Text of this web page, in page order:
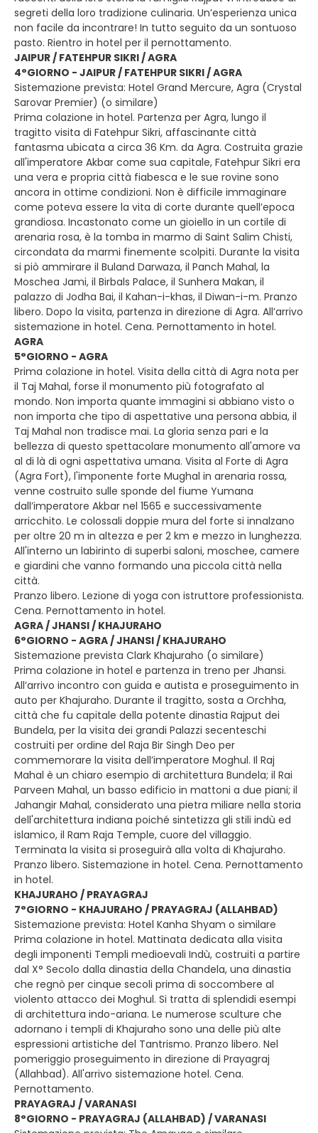
segreti della loro tradizione culinaria. Un’esperienza unica
non facile da incontrare! In tutto seguito da un sontuoso
pasto. Rientro in hotel per il pernottamento.
JAIPUR / FATEHPUR SIKRI / AGRA
4°GIORNO - JAIPUR / FATEHPUR SIKRI / AGRA
Sistemazione prevista: Hotel Grand Mercure, Agra (Crystal
Sarovar Premier) (o similare)
Prima colazione in hotel. Partenza per Agra, lungo il
tragitto visita di Fatehpur Sikri, affascinante città
fantasma ubicata a circa 36 Km. da Agra. Costruita grazie
all'imperatore Akbar come sua capitale, Fatehpur Sikri era
una vera e propria città fiabesca e le sue rovine sono
ancora in ottime condizioni. Non è difficile immaginare
come poteva essere la vita di corte durante quell’epoca
grandiosa. Incastonato come un gioiello in un cortile di
arenaria rosa, è la tomba in marmo di Saint Salim Chisti,
circondata da marmi finemente scolpiti. Durante la visita
si piò ammirare il Buland Darwaza, il Panch Mahal, la
Moschea Jami, il Birbals Palace, il Sunhera Makan, il
palazzo di Jodha Bai, il Kahan-i-khas, il Diwan-i-m. Pranzo
libero. Dopo la visita, partenza in direzione di Agra. All’arrivo
sistemazione in hotel. Cena. Pernottamento in hotel.
AGRA
5°GIORNO - AGRA
Prima colazione in hotel. Visita della città di Agra nota per
il Taj Mahal, forse il monumento più fotografato al
mondo. Non importa quante immagini si abbiano visto o
non importa che tipo di aspettative una persona abbia, il
Taj Mahal non tradisce mai. La gloria senza pari e la
bellezza di questo spettacolare monumento all'amore va
al di là di ogni aspettativa umana. Visita al Forte di Agra
(Agra Fort), l'imponente forte Mughal in arenaria rossa,
venne costruito sulle sponde del fiume Yumana
dall’imperatore Akbar nel 1565 e successivamente
arricchito. Le colossali doppie mura del forte si innalzano
per oltre 20 m in altezza e per 2 km e mezzo in lunghezza.
All'interno un labirinto di superbi saloni, moschee, camere
e giardini che vanno formando una piccola città nella
città.
Pranzo libero. Lezione di yoga con istruttore professionista.
Cena. Pernottamento in hotel.
AGRA / JHANSI / KHAJURAHO
6°GIORNO - AGRA / JHANSI / KHAJURAHO
Sistemazione prevista Clark Khajuraho (o similare)
Prima colazione in hotel e partenza in treno per Jhansi.
All’arrivo incontro con guida e autista e proseguimento in
auto per Khajuraho. Durante il tragitto, sosta a Orchha,
città che fu capitale della potente dinastia Rajput dei
Bundela, per la visita dei grandi Palazzi secenteschi
costruiti per ordine del Raja Bir Singh Deo per
commemorare la visita dell’imperatore Moghul. Il Raj
Mahal è un chiaro esempio di architettura Bundela; il Rai
Parveen Mahal, un basso edificio in mattoni a due piani; il
Jahangir Mahal, considerato una pietra miliare nella storia
dell'architettura indiana poiché sintetizza gli stili indù ed
islamico, il Ram Raja Temple, cuore del villaggio.
Terminata la visita si proseguirà alla volta di Khajuraho.
Pranzo libero. Sistemazione in hotel. Cena. Pernottamento
in hotel.
KHAJURAHO / PRAYAGRAJ
7°GIORNO - KHAJURAHO / PRAYAGRAJ (ALLAHBAD)
Sistemazione prevista: Hotel Kanha Shyam o similare
Prima colazione in hotel. Mattinata dedicata alla visita
degli imponenti Templi medioevali Indù, costruiti a partire
dal X° Secolo dalla dinastia della Chandela, una dinastia
che regnò per cinque secoli prima di soccombere al
violento attacco dei Moghul. Si tratta di splendidi esempi
di architettura indo-ariana. Le numerose sculture che
adornano i templi di Khajuraho sono una delle più alte
espressioni artistiche del Tantrismo. Pranzo libero. Nel
pomeriggio proseguimento in direzione di Prayagraj
(Allahbad). All'arrivo sistemazione hotel. Cena.
Pernottamento.
PRAYAGRAJ / VARANASI
8°GIORNO - PRAYAGRAJ (ALLAHBAD) / VARANASI